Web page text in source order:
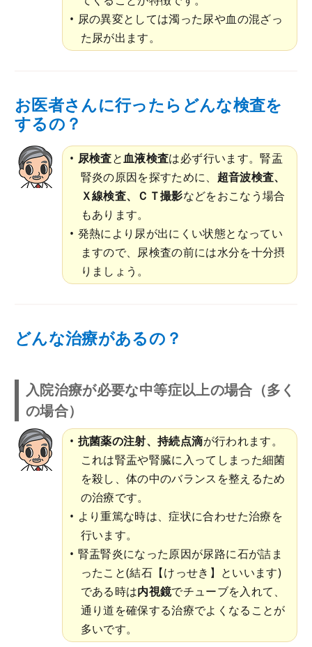
尿の異変としては濁った尿や血の混ざっ
た尿が出ます。
お医者さんに行ったらどんな検査を
するの？
尿検査と血液検査は必ず行います。腎盂
腎炎の原因を探すために、 超音波検査、
Ｘ線検査、ＣＴ撮影などをおこなう場合
もあります。
発熱により尿が出にくい状態となってい
ますので、尿検査の前には水分を十分摂
りましょう。
どんな治療があるの？
入院治療が必要な中等症以上の場合（多く
の場合）
抗菌薬の注射、持続点滴が行われます。
これは腎盂や腎臓に入ってしまった細菌
を殺し、体の中のバランスを整えるため
の治療です。
より重篤な時は、症状に合わせた治療を
行います。
腎盂腎炎になった原因が尿路に石が詰ま
ったこと(結石【けっせき】といいます)
である時は内視鏡でチューブを入れて、
通り道を確保する治療でよくなることが
多いです。